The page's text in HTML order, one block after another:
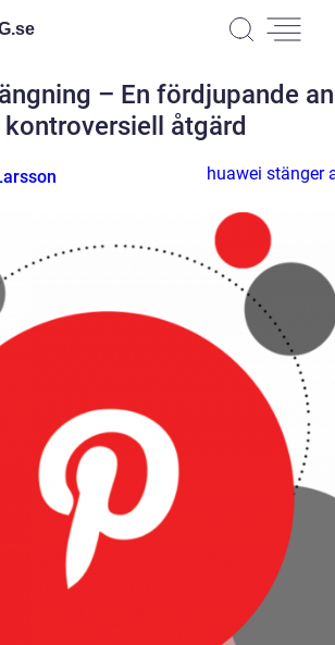
se
– En fördjupande
kontroversiell åtgärd
huawei stänger